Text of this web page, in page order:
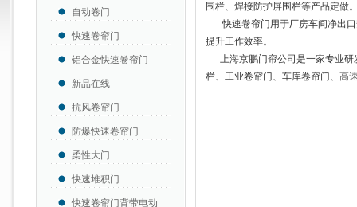
自动卷门
快速卷帘门
铝合金快速卷帘门
新品在线
抗风卷帘门
防爆快速卷帘门
柔性大门
快速堆积门
快速卷帘门背带电动
围栏、焊接防护屏围栏等产品定做
快速卷帘门用于厂房车间净出口
提升工作效率。
上海京鹏门帘公司是一家专业研
栏、工业卷帘门、车库卷帘门、 高